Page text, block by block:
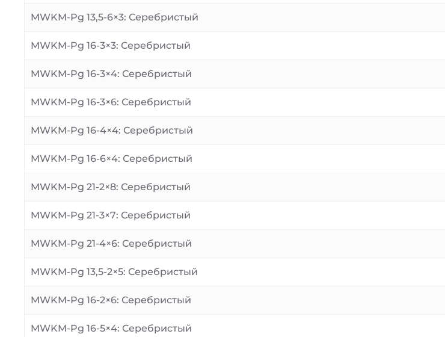
MWKM-Pg 13,5-6×3: Серебристый
MWKM-Pg 16-3×3: Серебристый
MWKM-Pg 16-3×4: Серебристый
MWKM-Pg 16-3×6: Серебристый
MWKM-Pg 16-4×4: Серебристый
MWKM-Pg 16-6×4: Серебристый
MWKM-Pg 21-2×8: Серебристый
MWKM-Pg 21-3×7: Серебристый
MWKM-Pg 21-4×6: Серебристый
MWKM-Pg 13,5-2×5: Серебристый
MWKM-Pg 16-2×6: Серебристый
MWKM-Pg 16-5×4: Серебристый